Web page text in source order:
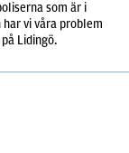
som är i
vi våra problem
Lidingö.